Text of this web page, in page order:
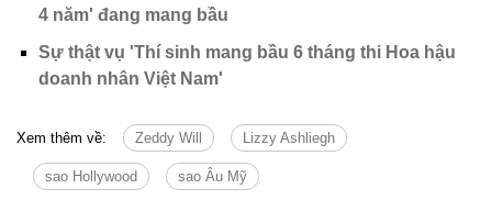
4 năm' đang mang bầu
Sự thật vụ 'Thí sinh mang bầu 6 tháng thi Hoa hậu
doanh nhân Việt Nam'
Xem thêm về: Zeddy Will Lizzy Ashliegh
sao Hollywood sao Âu Mỹ